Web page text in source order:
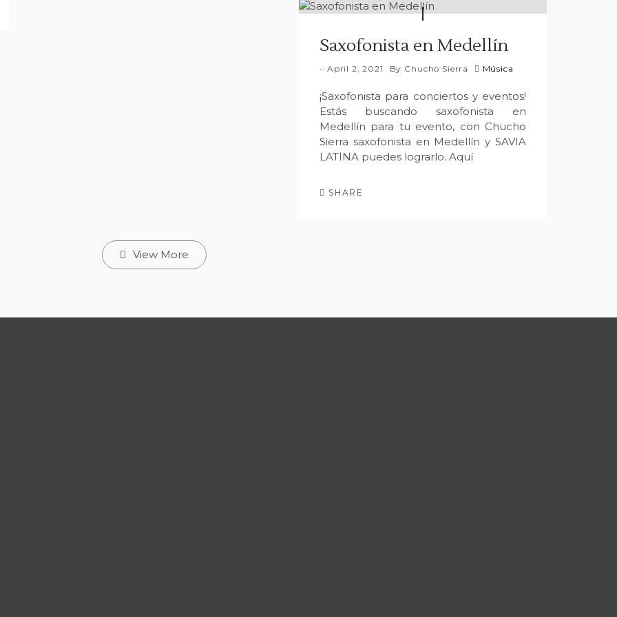
Saxofonista en Medellín
April 2, 2021 By Chucho Sierra Música
¡Saxofonista para conciertos y eventos!
Estás buscando saxofonista en
Medellín para tu evento, con Chucho
Sierra saxofonista en Medellín y SAVIA
LATINA puedes lograrlo. Aquí
SHARE
View More